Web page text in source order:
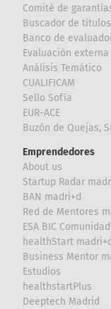
Comité de
Buscador de títulos
Banco de
Evaluación externa
Análisis Temático
CUALIFICAM
Sello Sofía
EUR-ACE
Buzón de Quejas,
Emprendedores
About us
Startup Radar
BAN madri+d
Red de Mentores
ESA BIC
healthStart madri+d
Business Mentor
Estudios
healthstartPlus
Deeptech Madrid